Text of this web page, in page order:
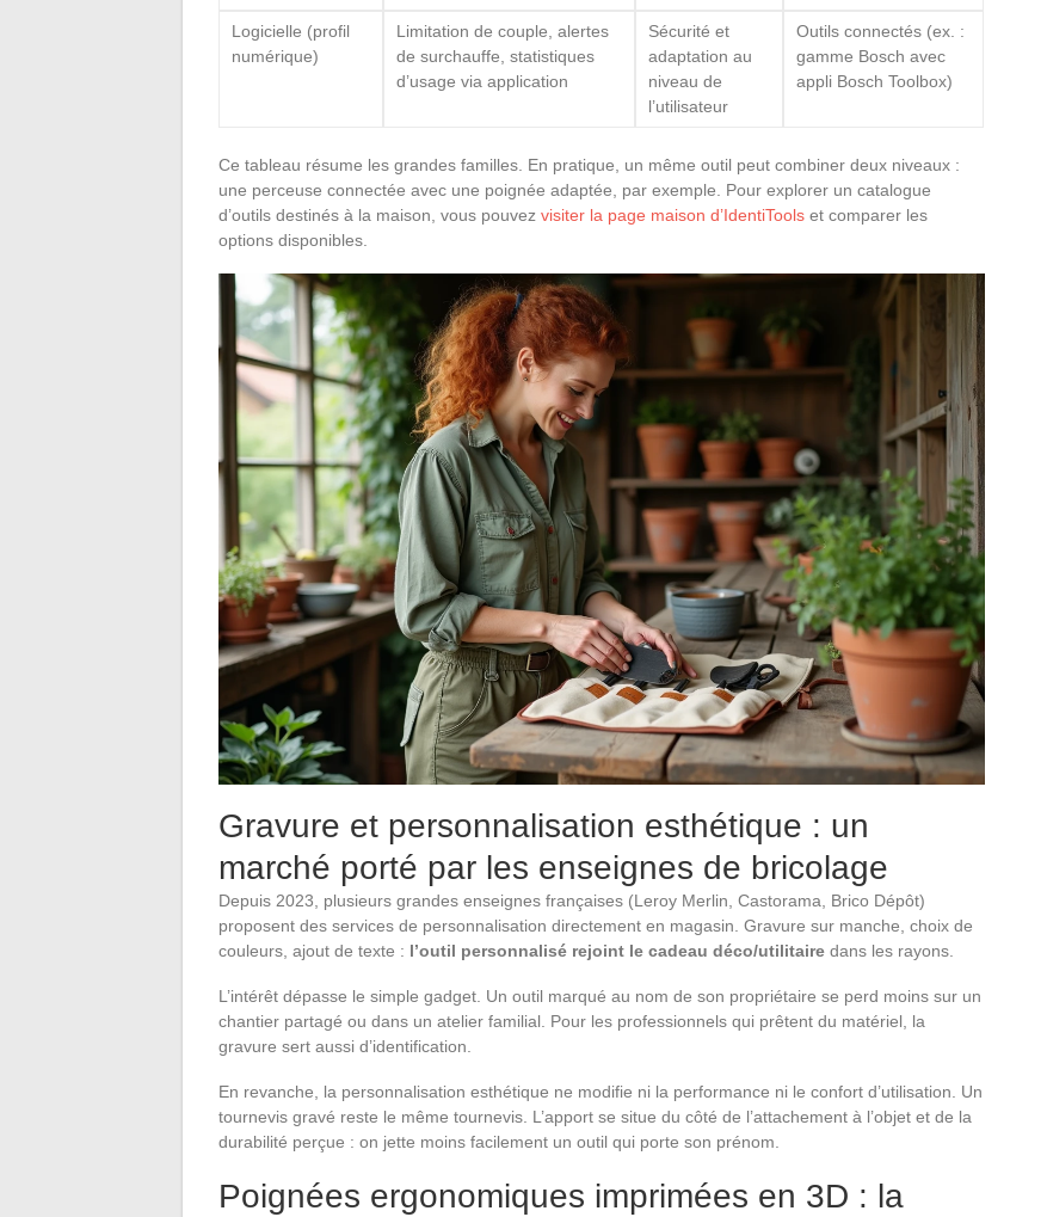
Logicielle (profil
numérique)
Limitation de couple, alertes
de surchauffe, statistiques
d’usage via application
Sécurité et
adaptation au
niveau de
l’utilisateur
Outils connectés (ex. :
gamme Bosch avec
appli Bosch Toolbox)
Ce tableau résume les grandes familles. En pratique, un même outil peut combiner deux niveaux :
une perceuse connectée avec une poignée adaptée, par exemple. Pour explorer un catalogue
d’outils destinés à la maison, vous pouvez visiter la page maison d’IdentiTools et comparer les
options disponibles.
Gravure et personnalisation esthétique : un
marché porté par les enseignes de bricolage
Depuis 2023, plusieurs grandes enseignes françaises (Leroy Merlin, Castorama, Brico Dépôt)
proposent des services de personnalisation directement en magasin. Gravure sur manche, choix de
couleurs, ajout de texte : l’outil personnalisé rejoint le cadeau déco/utilitaire dans les rayons.
L’intérêt dépasse le simple gadget. Un outil marqué au nom de son propriétaire se perd moins sur un
chantier partagé ou dans un atelier familial. Pour les professionnels qui prêtent du matériel, la
gravure sert aussi d’identification.
En revanche, la personnalisation esthétique ne modifie ni la performance ni le confort d’utilisation. Un
tournevis gravé reste le même tournevis. L’apport se situe du côté de l’attachement à l’objet et de la
durabilité perçue : on jette moins facilement un outil qui porte son prénom.
Poignées ergonomiques imprimées en 3D : la